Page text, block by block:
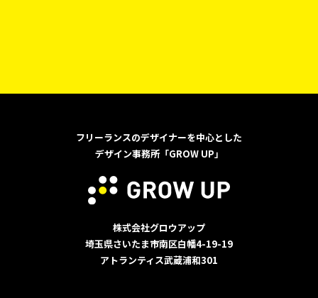
フリーランスのデザイナーを中心とした
デザイン事務所「GROW UP」
株式会社グロウアップ
埼玉県さいたま市南区白幡4-19-19
アトランティス武蔵浦和301